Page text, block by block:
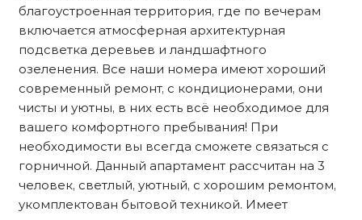
благоустроенная территория, где по вечерам
включается атмосферная архитектурная
подсветка деревьев и ландшафтного
озеленения. Все наши номера имеют хороший
современный ремонт, с кондиционерами, они
чисты и уютны, в них есть всё необходимое для
вашего комфортного пребывания! При
необходимости вы всегда сможете связаться с
горничной. Данный апартамент рассчитан на 3
человек, светлый, уютный, с хорошим ремонтом,
укомплектован бытовой техникой. Имеет